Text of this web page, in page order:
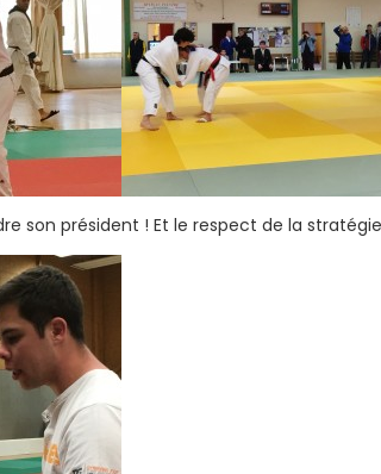
son président ! Et le respect de la